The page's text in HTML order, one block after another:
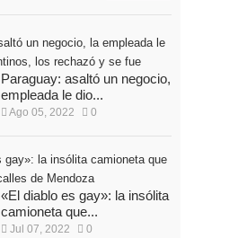
Paraguay: asaltó un negocio, la
empleada le dio...
Ago 05, 2022 0
«El diablo es gay»: la insólita
camioneta que...
Jul 07, 2022 0